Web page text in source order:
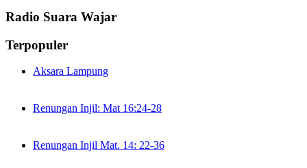
Radio Suara Wajar
Terpopuler
Aksara Lampung
Renungan Injil: Mat 16:24-28
Renungan Injil Mat. 14: 22-36